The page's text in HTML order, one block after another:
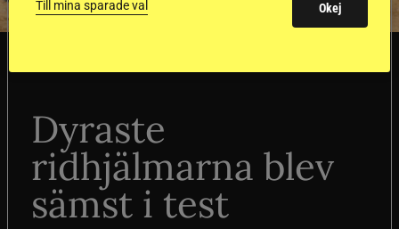
Dyraste
ridhjälmarna blev
sämst i test
Till mina sparade val Okej